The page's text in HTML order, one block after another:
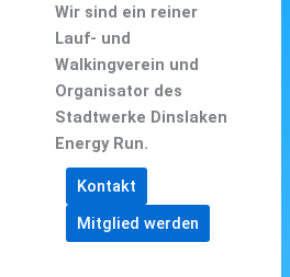
Wir sind ein reiner
Lauf- und
Walkingverein und
Organisator des
Stadtwerke Dinslaken
Energy Run.
Kontakt
Mitglied werden